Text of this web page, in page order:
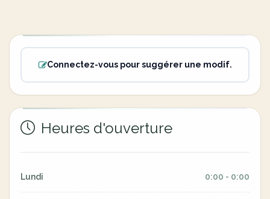
Connectez-vous pour suggérer une modif.
Heures d'ouverture
Lundi 0:00 - 0:00